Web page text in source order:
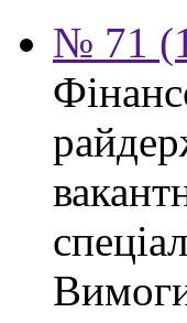
№ 71